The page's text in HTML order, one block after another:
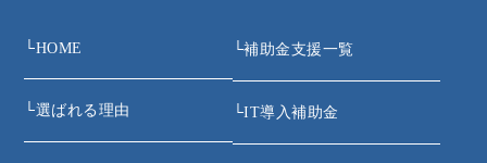
└HOME
└選ばれる理由
└補助金支援一覧
└IT導入補助金